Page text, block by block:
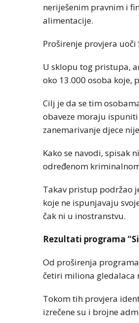
neriješenim pravnim i
alimentacije.
Proširenje provjera uoči
U sklopu tog pristupa,
oko 13.000 osoba
Cilj je da se tim
obaveze moraju
zanemarivanje djece
Kako se navodi, spisak
određenom
Takav pristup podržao
koje ne ispunjavaju
čak ni u inostranstvu.
Rezultati programa
Od proširenja
četiri miliona gledalaca
Tokom tih provjera
izrečene su i brojne